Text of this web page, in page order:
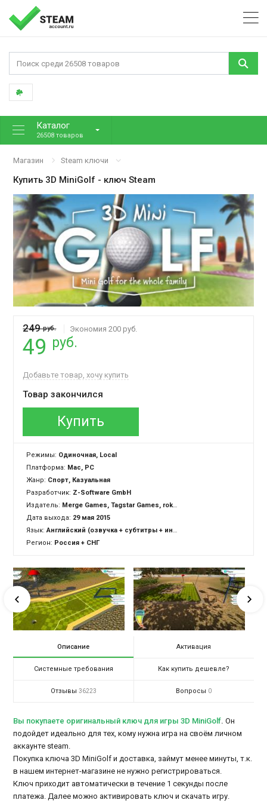
Каталог
26508 товаров
Магазин Steam ключи
Купить 3D MiniGolf - ключ Steam
249руб. Экономия 200 руб.
49 руб.
Добавьте товар, хочу купить
Товар закончился
Купить
Режимы: Одиночная, Local
Платформа: Mac, PC
Жанр: Спорт, Казуальная
Разработчик: Z-Software GmbH
Издатель: Merge Games, Tagstar Games, rokapublish GmbH
Дата выхода: 29 мая 2015
Язык:Английский (озвучка + субтитры + интерфейс)
Регион: Россия + СНГ
Описание Активация
Системные требования Как купить дешевле?
Отзывы 36223 Вопросы 0
Вы покупаете оригинальный ключ для игры 3D MiniGolf. Он
подойдет идеально для тех, кому нужна игра на своём личном
аккаунте steam.
Покупка ключа 3D MiniGolf и доставка, займут менее минуты, т.к.
в нашем интернет-магазине не нужно регистрироваться.
Ключ приходит автоматически в течение 1 секунды после
платежа. Далее можно активировать ключ и скачать игру.